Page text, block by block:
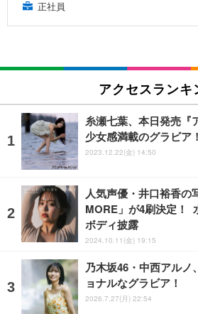
正社員
アクセスランキ
糸瀬七葉、本日発売『
少女感満載のグラビア！
2023.12.22(金) 14:50
人気声優・井口裕香
MORE」が4刷決定！
ボディ披露
2024.10.11(金) 19:15
乃木坂46・中西アルノ
ョナルなグラビア！
2026.7.27(月) 22:54